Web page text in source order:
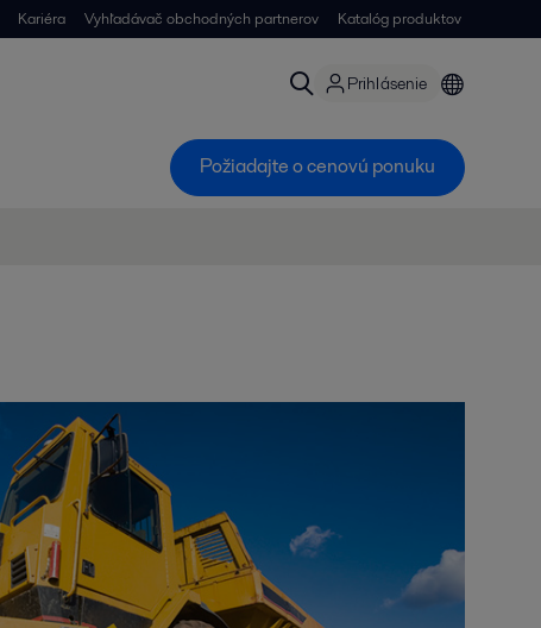
Kariéra Vyhľadávač obchodných partnerov Katalóg produktov
Prihlásenie
Požiadajte o cenovú ponuku